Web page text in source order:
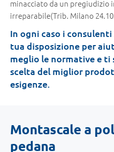
minacciato da un pregiudizio
irreparabile(Trib. Milano
In ogni caso i
tua disposizione per
meglio le normative e ti
scelta del miglior
esigenze.
Montascale a
pedana